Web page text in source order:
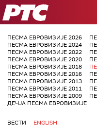
РТС
ПЕСМА ЕВРОВИЗИЈЕ 2026
ПЕСМА ЕВРОВИЗИЈЕ 2024
ПЕСМА ЕВРОВИЗИЈЕ 2022
ПЕСМА ЕВРОВИЗИЈЕ 2020
ПЕСМА ЕВРОВИЗИЈЕ 2018
ПЕСМА ЕВРОВИЗИЈЕ 2016
ПЕСМА ЕВРОВИЗИЈЕ 2013
ПЕСМА ЕВРОВИЗИЈЕ 2011
ПЕСМА ЕВРОВИЗИЈЕ 2009
ДЕЧЈА ПЕСМА ЕВРОВИЗИЈЕ
ВЕСТИ ENGLISH